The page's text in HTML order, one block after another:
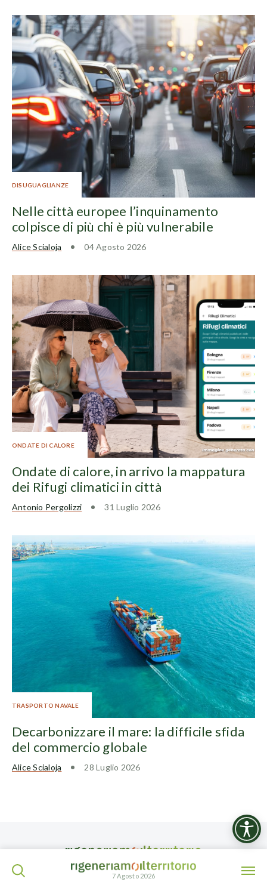
DISUGUAGLIANZE
Nelle città europee l’inquinamento
colpisce di più chi è più vulnerabile
Alice Scialoja 04 Agosto 2026
ONDATE DI CALORE
Ondate di calore, in arrivo la mappatura
dei Rifugi climatici in città
Antonio Pergolizzi 31 Luglio 2026
TRASPORTO NAVALE
Decarbonizzare il mare: la difficile sfida
del commercio globale
Alice Scialoja 28 Luglio 2026
7 Agosto 2026
ISCRIVITI ALLA NEWSLETTER